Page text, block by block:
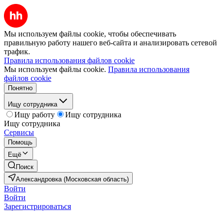
Мы используем файлы cookie, чтобы обеспечивать
правильную работу нашего веб-сайта и анализировать сетевой
трафик.
Правила использования файлов cookie
Мы используем файлы cookie. Правила использования
файлов cookie
Понятно
Ищу сотрудника
Ищу работу
Ищу сотрудника
Ищу сотрудника
Сервисы
Помощь
Ещё
Поиск
Александровка (Московская область)
Войти
Войти
Зарегистрироваться